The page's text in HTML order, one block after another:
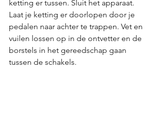
ketting er tussen. Sluit het apparaat.
Laat je ketting er doorlopen door je
pedalen naar achter te trappen. Vet en
vuilen lossen op in de ontvetter en de
borstels in het gereedschap gaan
tussen de schakels.